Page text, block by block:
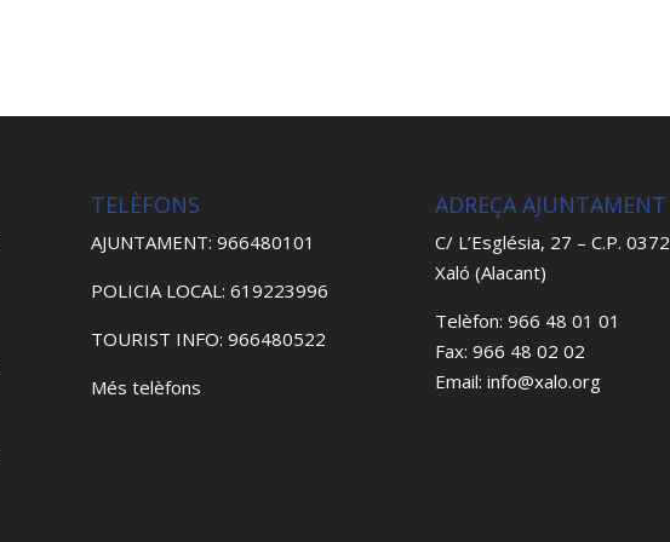
TELÈFONS
AJUNTAMENT: 966480101
POLICIA LOCAL: 619223996
TOURIST INFO: 966480522
Més telèfons
ADREÇA AJUNTAMENT
C/ L’Església, 27 – C.P.
Xaló (Alacant)
Telèfon: 966 48 01 01
Fax: 966 48 02 02
Email: info@xalo.org